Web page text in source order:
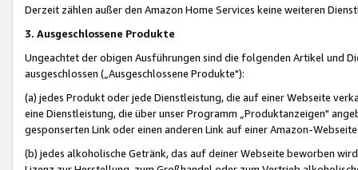
Derzeit zählen außer den Amazon Home Services keine weiteren
3. Ausgeschlossene Produkte
Ungeachtet der obigen Ausführungen sind die folgenden Artikel und
ausgeschlossen („Ausgeschlossene Produkte"):
(a) jedes Produkt oder jede Dienstleistung, die auf einer Webseite
eine Dienstleistung, die über unser Programm „Produktanzeigen"
gesponserten Link oder einen anderen Link auf einer Amazon-
(b) jedes alkoholische Getränk, das auf deiner Webseite beworben